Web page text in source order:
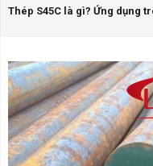
Thép S45C là gì? Ứng dụng